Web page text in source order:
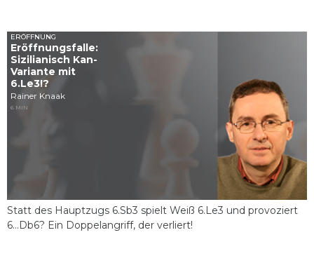
ERÖFFNUNG
Eröffnungsfalle:
Sizilianisch Kan-
Variante mit
6.Le3!?
Rainer Knaak
6 MIN
Statt des Hauptzugs 6.Sb3 spielt Weiß 6.Le3 und provoziert
6...Db6? Ein Doppelangriff, der verliert!